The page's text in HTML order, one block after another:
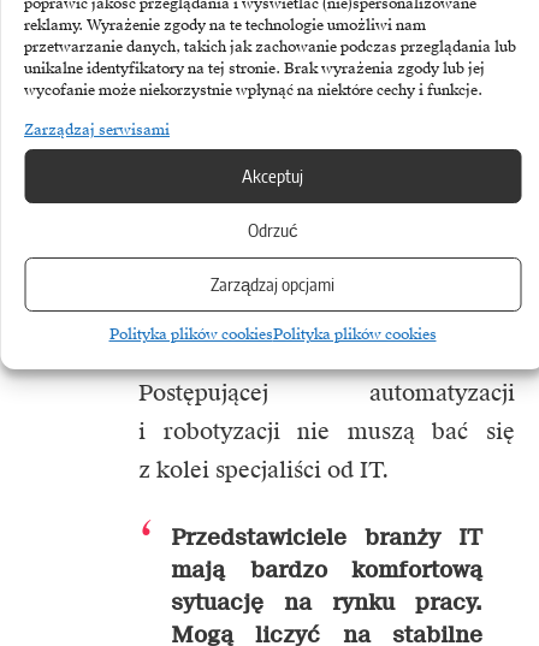
reklamy. Wyrażenie zgody na te technologie umożliwi nam
przetwarzanie danych, takich jak zachowanie podczas przeglądania lub
unikalne identyfikatory na tej stronie. Brak wyrażenia zgody lub jej
wycofanie może niekorzystnie wpłynąć na niektóre cechy i funkcje.
Zarządzaj serwisami
Akceptuj
Odrzuć
Zarządzaj opcjami
Polityka plików cookiesPolityka plików cookies
Z prognoz Kodilla.com wynika,
że w ciągu najbliższych 5 lat
zapotrzebowanie na przedstawicieli
zmniejszy się lub zupełnie
wygaśnie. Pracę księgowych,
kasjerów, telemarketerów,
recepcjonistów i pracowników
Postępującej automatyzacji
i robotyzacji nie muszą bać się
z kolei specjaliści od IT.
Przedstawiciele branży IT
mają bardzo komfortową
sytuację na rynku pracy.
Mogą liczyć na stabilne